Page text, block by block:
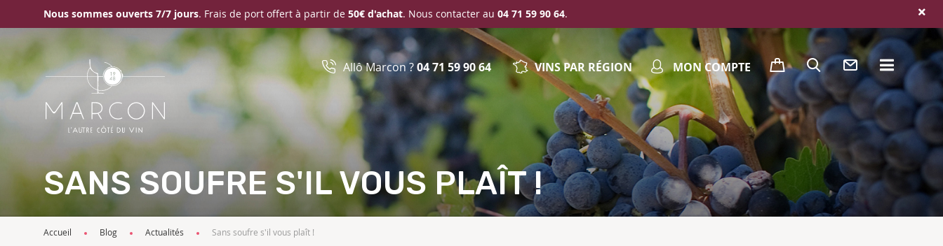
Nous sommes ouverts 7/7 jours. Frais de port offert à partir de 50€ d'achat. Nous contacter au 04 71 59 90 64.
MON COMPTE
Allô Marcon ?04 71 59 90 64 VINS PAR RÉGION
SANS SOUFRE S'IL VOUS PLAÎT !
Accueil Blog Actualités Sans soufre s'il vous plaît !